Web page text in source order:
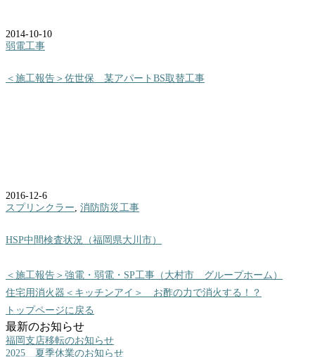
2014-10-10
弱電工事
＜施工報告＞佐世保 某アパートBS取替工事
2016-12-6
スプリンクラー, 消防防災工事
HSP中間検査状況（福岡県大川市）
＜施工報告＞強電・弱電・SP工事（大村市 グループホーム）
住宅用消火器＜キッチンアイ＞ お酢の力で消火する！？
トップページに戻る
最新のお知らせ
福岡支店移転のお知らせ
2025 夏季休業のお知らせ